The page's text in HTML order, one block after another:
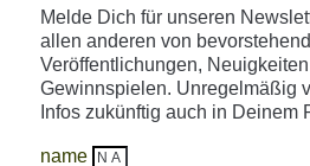
Melde Dich für unseren
allen anderen von
Veröffentlichungen,
Gewinnspielen. Unregelmäßig
Infos zukünftig auch in Deinem
name